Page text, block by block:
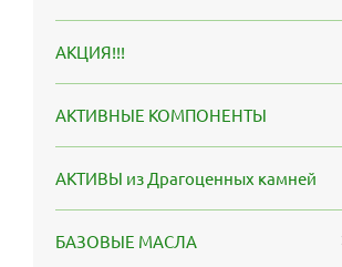
АКЦИЯ!!!
АКТИВНЫЕ КОМПОНЕНТЫ
АКТИВЫ из Драгоценных камней
БАЗОВЫЕ МАСЛА